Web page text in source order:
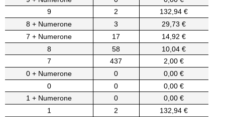
9
2
132,94 €
8 + Numerone
3
29,73 €
7 + Numerone
17
14,92 €
8
58
10,04 €
7
437
2,00 €
0 + Numerone
0
0,00 €
0
0
0,00 €
1 + Numerone
0
0,00 €
1
2
132,94 €